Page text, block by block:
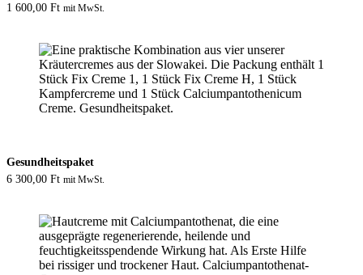
1 600,00 Ft mit MwSt.
Gesundheitspaket
6 300,00 Ft mit MwSt.